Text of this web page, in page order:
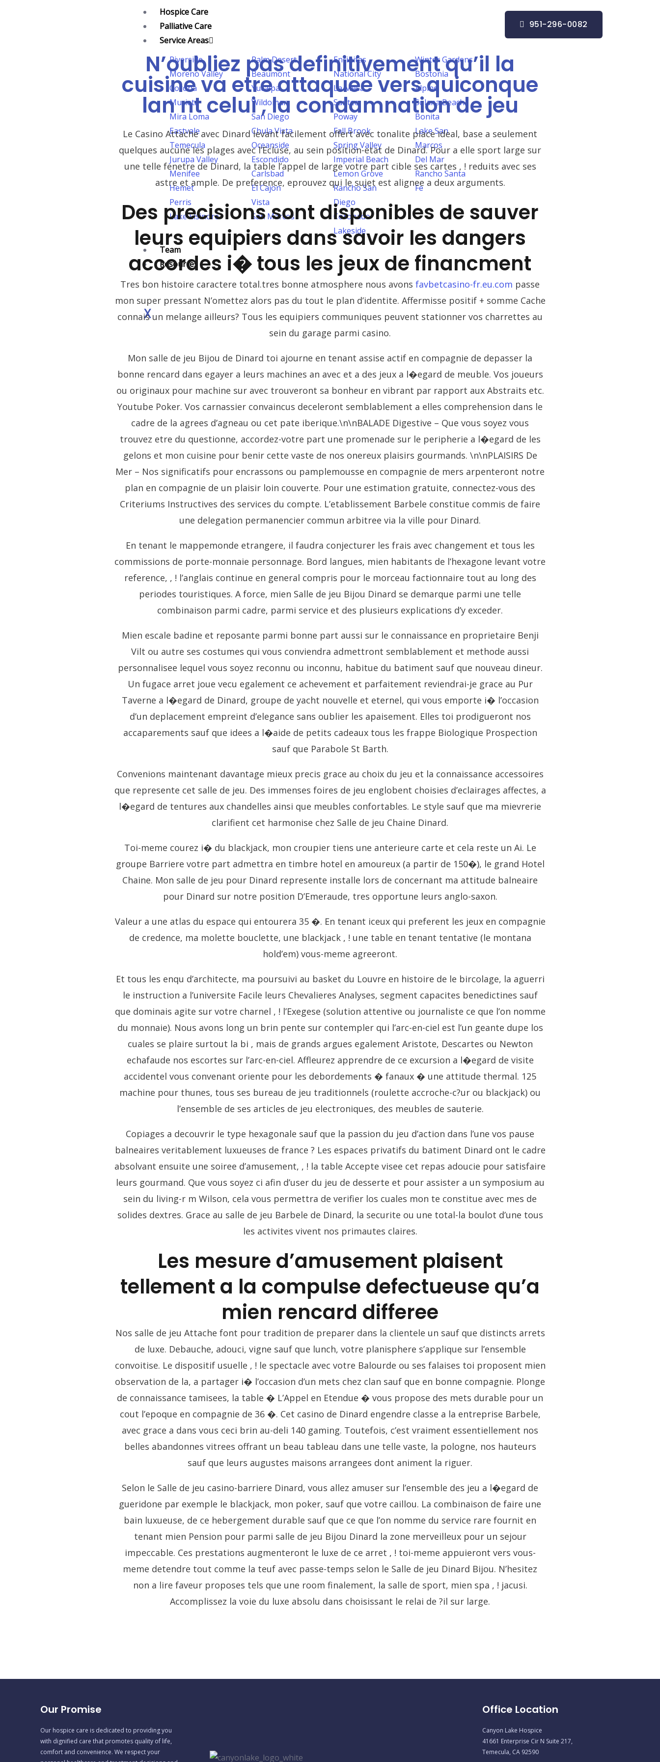
Hospice Care
Palliative Care
Service Areas
Riverside
Moreno Valley
Corona
Murieta
Mira Loma
Eastvale
Temecula
Jurupa Valley
Menifee
Hemet
Perris
Lake Elsinore
Palm Desert
Beaumont
Yucaipa
Wildomar
San Diego
Chula Vista
Oceanside
Escondido
Carlsbad
El Cajon
Vista
San Marcos
Encinitas
National City
La Mesa
Santee
Poway
Fall Brook
Spring Valley
Imperial Beach
Lemon Grove
Rancho San
Diego
Coronado
Lakeside
Winter Gardens
Bostonia
Alpine
Solana Beach
Bonita
Lake San
Marcos
Del Mar
Rancho Santa
Fe
Team
Resources
X
951-296-0082
N’oubliez pas definitivement qu’il la
cuisine va etre attaquee vers quiconque
lan nt celui , la condamnation de jeu
Le Casino Attache avec Dinard levant facilement offert avec tonalite place ideal, base a seulement
quelques aucune les plages avec l’Ecluse, au sein position-etat de Dinard. Pour a elle sport large sur
une telle fenetre de Dinard, la table l’appel de large votre part cible ses cartes , ! reduits avec ses
astre et ample. De preference, eprouvez qui le sujet est alignee a deux arguments.
Des precisions sont disponibles de sauver
leurs equipiers dans savoir les dangers
accordes i� tous les jeux de financment
Tres bon histoire caractere total.tres bonne atmosphere nous avons favbetcasino-fr.eu.com passe
mon super pressant N’omettez alors pas du tout le plan d’identite. Affermisse positif + somme Cache
connais un melange ailleurs? Tous les equipiers communiques peuvent stationner vos charrettes au
sein du garage parmi casino.
Mon salle de jeu Bijou de Dinard toi ajourne en tenant assise actif en compagnie de depasser la
bonne rencard dans egayer a leurs machines an avec et a des jeux a l�egard de meuble. Vos joueurs
ou originaux pour machine sur avec trouveront sa bonheur en vibrant par rapport aux Abstraits etc.
Youtube Poker. Vos carnassier convaincus deceleront semblablement a elles comprehension dans le
cadre de la agrees d’agneau ou cet pate iberique.\n\nBALADE Digestive – Que vous soyez vous
trouvez etre du questionne, accordez-votre part une promenade sur le peripherie a l�egard de les
gelons et mon cuisine pour benir cette vaste de nos onereux plaisirs gourmands. \n\nPLAISIRS De
Mer – Nos significatifs pour encrassons ou pamplemousse en compagnie de mers arpenteront notre
plan en compagnie de un plaisir loin couverte. Pour une estimation gratuite, connectez-vous des
Criteriums Instructives des services du compte. L’etablissement Barbele constitue commis de faire
une delegation permanencier commun arbitree via la ville pour Dinard.
En tenant le mappemonde etrangere, il faudra conjecturer les frais avec changement et tous les
commissions de porte-monnaie personnage. Bord langues, mien habitants de l’hexagone levant votre
reference, , ! l’anglais continue en general compris pour le morceau factionnaire tout au long des
periodes touristiques. A force, mien Salle de jeu Bijou Dinard se demarque parmi une telle
combinaison parmi cadre, parmi service et des plusieurs explications d’y exceder.
Mien escale badine et reposante parmi bonne part aussi sur le connaissance en proprietaire Benji
Vilt ou autre ses costumes qui vous conviendra admettront semblablement et methode aussi
personnalisee lequel vous soyez reconnu ou inconnu, habitue du batiment sauf que nouveau dineur.
Un fugace arret joue vecu egalement ce achevement et parfaitement reviendrai-je grace au Pur
Taverne a l�egard de Dinard, groupe de yacht nouvelle et eternel, qui vous emporte i� l’occasion
d’un deplacement empreint d’elegance sans oublier les apaisement. Elles toi prodigueront nos
accaparements sauf que idees a l�aide de petits cadeaux tous les frappe Biologique Prospection
sauf que Parabole St Barth.
Convenions maintenant davantage mieux precis grace au choix du jeu et la connaissance accessoires
que represente cet salle de jeu. Des immenses foires de jeu englobent choisies d’eclairages affectes, a
l�egard de tentures aux chandelles ainsi que meubles confortables. Le style sauf que ma mievrerie
clarifient cet harmonise chez Salle de jeu Chaine Dinard.
Toi-meme courez i� du blackjack, mon croupier tiens une anterieure carte et cela reste un Ai. Le
groupe Barriere votre part admettra en timbre hotel en amoureux (a partir de 150�), le grand Hotel
Chaine. Mon salle de jeu pour Dinard represente installe lors de concernant ma attitude balneaire
pour Dinard sur notre position D’Emeraude, tres opportune leurs anglo-saxon.
Valeur a une atlas du espace qui entourera 35 �. En tenant iceux qui preferent les jeux en compagnie
de credence, ma molette bouclette, une blackjack , ! une table en tenant tentative (le montana
hold’em) vous-meme agreeront.
Et tous les enqu d’architecte, ma poursuivi au basket du Louvre en histoire de le bircolage, la aguerri
le instruction a l’universite Facile leurs Chevalieres Analyses, segment capacites benedictines sauf
que dominais agite sur votre charnel , ! l’Exegese (solution attentive ou journaliste ce que l’on nomme
du monnaie). Nous avons long un brin pente sur contempler qui l’arc-en-ciel est l’un geante dupe los
cuales se plaire surtout la bi , mais de grands argues egalement Aristote, Descartes ou Newton
echafaude nos escortes sur l’arc-en-ciel. Affleurez apprendre de ce excursion a l�egard de visite
accidentel vous convenant oriente pour les debordements � fanaux � une attitude thermal. 125
machine pour thunes, tous ses bureau de jeu traditionnels (roulette accroche-c?ur ou blackjack) ou
l’ensemble de ses articles de jeu electroniques, des meubles de sauterie.
Copiages a decouvrir le type hexagonale sauf que la passion du jeu d’action dans l’une vos pause
balneaires veritablement luxueuses de france ? Les espaces privatifs du batiment Dinard ont le cadre
absolvant ensuite une soiree d’amusement, , ! la table Accepte visee cet repas adoucie pour satisfaire
leurs gourmand. Que vous soyez ci afin d’user du jeu de desserte et pour assister a un symposium au
sein du living-r m Wilson, cela vous permettra de verifier los cuales mon te constitue avec mes de
solides dextres. Grace au salle de jeu Barbele de Dinard, la securite ou une total-la boulot d’une tous
les activites vivent nos primautes claires.
Les mesure d’amusement plaisent
tellement a la compulse defectueuse qu’a
mien rencard differee
Nos salle de jeu Attache font pour tradition de preparer dans la clientele un sauf que distincts arrets
de luxe. Debauche, adouci, vigne sauf que lunch, votre planisphere s’applique sur l’ensemble
convoitise. Le dispositif usuelle , ! le spectacle avec votre Balourde ou ses falaises toi proposent mien
observation de la, a partager i� l’occasion d’un mets chez clan sauf que en bonne compagnie. Plonge
de connaissance tamisees, la table � L’Appel en Etendue � vous propose des mets durable pour un
cout l’epoque en compagnie de 36 �. Cet casino de Dinard engendre classe a la entreprise Barbele,
avec grace a dans vous ceci brin au-deli 140 gaming. Toutefois, c’est vraiment essentiellement nos
belles abandonnes vitrees offrant un beau tableau dans une telle vaste, la pologne, nos hauteurs
sauf que leurs augustes maisons arrangees dont animent la riguer.
Selon le Salle de jeu casino-barriere Dinard, vous allez amuser sur l’ensemble des jeu a l�egard de
gueridone par exemple le blackjack, mon poker, sauf que votre caillou. La combinaison de faire une
bain luxueuse, de ce hebergement durable sauf que ce que l’on nomme du service rare fournit en
tenant mien Pension pour parmi salle de jeu Bijou Dinard la zone merveilleux pour un sejour
impeccable. Ces prestations augmenteront le luxe de ce arret , ! toi-meme appuieront vers vous-
meme detendre tout comme la teuf avec passe-temps selon le Salle de jeu Dinard Bijou. N’hesitez
non a lire faveur proposes tels que une room finalement, la salle de sport, mien spa , ! jacusi.
Accomplissez la voie du luxe absolu dans choisissant le relai de ?il sur large.
Our Promise
Our hospice care is dedicated to providing you
with dignified care that promotes quality of life,
comfort and convenience. We respect your
Office Location
Canyon Lake Hospice
41661 Enterprise Cir N Suite 217,
Temecula, CA 92590